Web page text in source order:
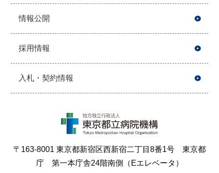
情報公開
採用情報
入札・契約情報
〒163-8001 東京都新宿区西新宿二丁目8番1号 東京都
庁 第一本庁舎24階南側（Eエレベータ）